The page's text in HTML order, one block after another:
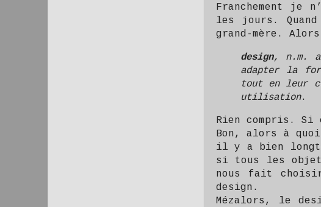
Franchement je
les jours.
grand-mère.
design, n.m.
adapter la
tout en leur
utilisation.
Rien compris. Si
Bon, alors à
il y a bien
si tous les
nous fait
design.
Mézalors, le